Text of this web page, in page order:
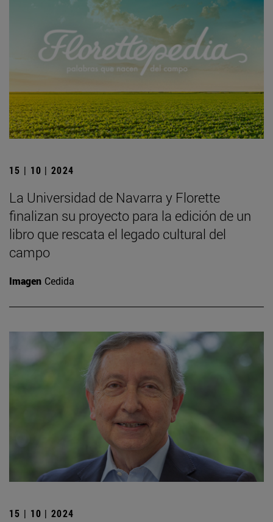
15 | 10 | 2024
La Universidad de Navarra y Florette
finalizan su proyecto para la edición de un
libro que rescata el legado cultural del
campo
Imagen Cedida
15 | 10 | 2024